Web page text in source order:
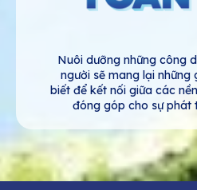
Nuôi dưỡng những công
người sẽ mang lại những
biết để kết nối giữa các
đóng góp cho sự phát